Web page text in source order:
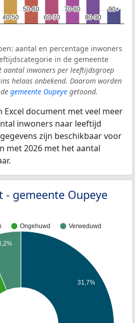
40-50
40-50
50-60
50-60
60-70
60-70
70-80
70-80
80-90
80-90
90+
90+
aantal en percentage inwoners
in de gemeente
aantal inwoners per leeftijdsgroep
helaas onbekend. Daarom worden
gemeente Oupeye getoond.
Excel document met veel meer
inwoners naar leeftijd
zijn beschikbaar voor
met 2026 met het aantal
- gemeente Oupeye
Ongehuwd Verweduwd
31,7%